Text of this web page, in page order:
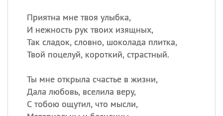
Приятна мне твоя улыбка,
И нежность рук твоих изящных,
Так сладок, словно, шоколада плитка,
Твой поцелуй, короткий, страстный.
Ты мне открыла счастье в жизни,
Дала любовь, вселила веру,
С тобою ощутил, что мысли,